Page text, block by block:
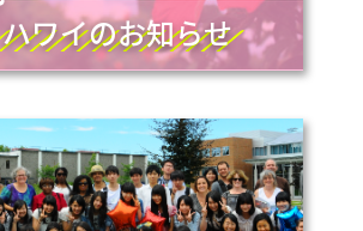
ハワイのお知らせ